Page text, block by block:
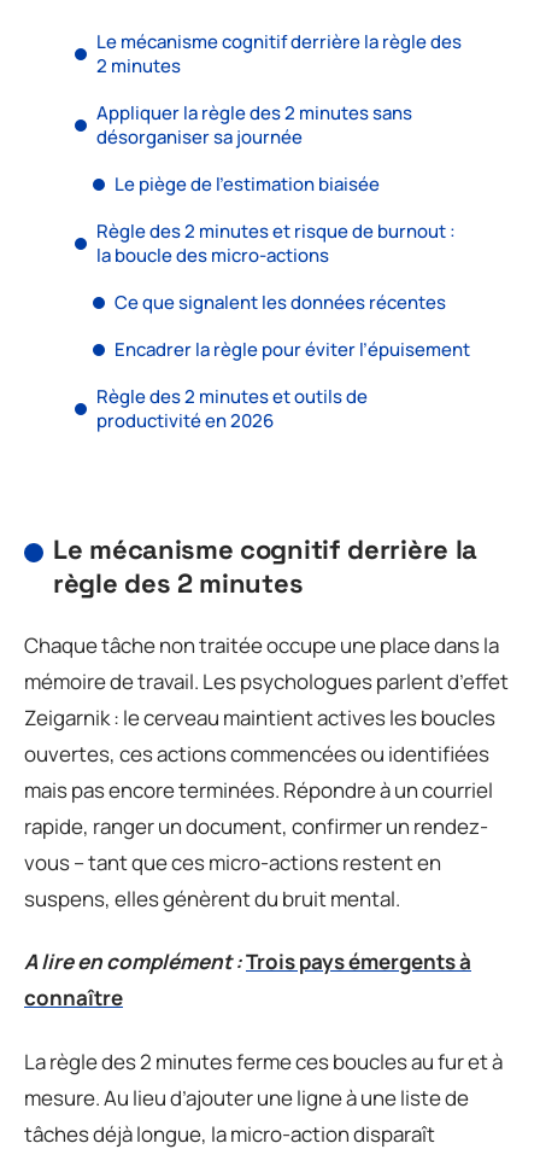
Le mécanisme cognitif derrière la règle des
2 minutes
Appliquer la règle des 2 minutes sans
désorganiser sa journée
Le piège de l’estimation biaisée
Règle des 2 minutes et risque de burnout :
la boucle des micro-actions
Ce que signalent les données récentes
Encadrer la règle pour éviter l’épuisement
Règle des 2 minutes et outils de
productivité en 2026
Le mécanisme cognitif derrière la
règle des 2 minutes
Chaque tâche non traitée occupe une place dans la
mémoire de travail. Les psychologues parlent d’effet
Zeigarnik : le cerveau maintient actives les boucles
ouvertes, ces actions commencées ou identifiées
mais pas encore terminées. Répondre à un courriel
rapide, ranger un document, confirmer un rendez-
vous – tant que ces micro-actions restent en
suspens, elles génèrent du bruit mental.
A lire en complément :Trois pays émergents à
connaître
La règle des 2 minutes ferme ces boucles au fur et à
mesure. Au lieu d’ajouter une ligne à une liste de
tâches déjà longue, la micro-action disparaît